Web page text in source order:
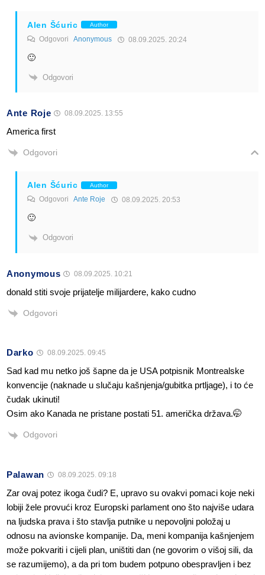
Alen Šćuric Author
Odgovori Anonymous 08.09.2025. 20:24
🙂
Odgovori
Ante Roje 08.09.2025. 13:55
America first
Odgovori
Alen Šćuric Author
Odgovori Ante Roje 08.09.2025. 20:53
🙂
Odgovori
Anonymous 08.09.2025. 10:21
donald stiti svoje prijatelje milijardere, kako cudno
Odgovori
Darko 08.09.2025. 09:45
Sad kad mu netko još šapne da je USA potpisnik Montrealske
konvencije (naknade u slučaju kašnjenja/gubitka prtljage), i to će
čudak ukinuti!
Osim ako Kanada ne pristane postati 51. američka država.🤭
Odgovori
Palawan 08.09.2025. 09:18
Zar ovaj potez ikoga čudi? E, upravo su ovakvi pomaci koje neki
lobiji žele provući kroz Europski parlament ono što najviše udara
na ljudska prava i što stavlja putnike u nepovoljni položaj u
odnosu na avionske kompanije. Da, meni kompanija kašnjenjem
može pokvariti i cijeli plan, uništiti dan (ne govorim o višoj sili, da
se razumijemo), a da pri tom budem potpuno obespravljen i bez